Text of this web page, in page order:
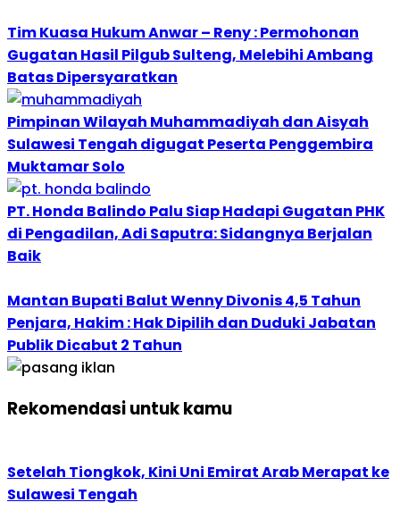
Tim Kuasa Hukum Anwar – Reny : Permohonan
Gugatan Hasil Pilgub Sulteng, Melebihi Ambang
Batas Dipersyaratkan
Pimpinan Wilayah Muhammadiyah dan Aisyah
Sulawesi Tengah digugat Peserta Penggembira
Muktamar Solo
PT. Honda Balindo Palu Siap Hadapi Gugatan PHK
di Pengadilan, Adi Saputra: Sidangnya Berjalan
Baik
Mantan Bupati Balut Wenny Divonis 4,5 Tahun
Penjara, Hakim : Hak Dipilih dan Duduki Jabatan
Publik Dicabut 2 Tahun
Rekomendasi untuk kamu
Setelah Tiongkok, Kini Uni Emirat Arab Merapat ke
Sulawesi Tengah